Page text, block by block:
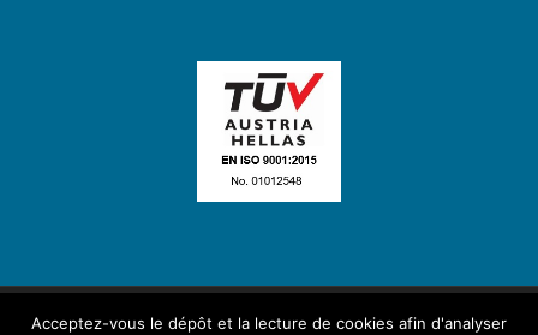
Site Oxygéné parGlobule Rouge-Mentions légales
Acceptez-vous le dépôt et la lecture de cookies afin d'analyser